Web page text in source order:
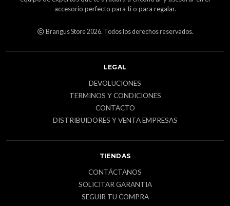
accesorio perfecto para ti o para regalar.
Brangus Store 2026. Todos los derechos reservados.
LEGAL
DEVOLUCIONES
TERMINOS Y CONDICIONES
CONTACTO
DISTRIBUIDORES Y VENTA EMPRESAS
TIENDAS
CONTÁCTANOS
SOLICITAR GARANTIA
SEGUIR TU COMPRA